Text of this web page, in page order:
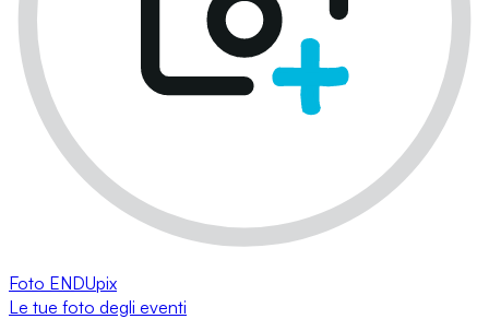
Foto ENDUpix
Le tue foto degli eventi